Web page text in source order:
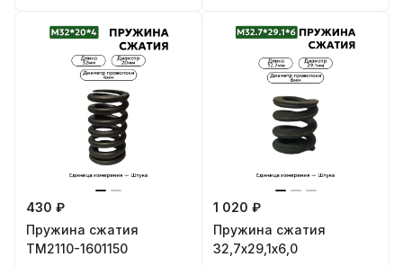
430 ₽
Пружина сжатия
ТМ2110-1601150
1 020 ₽
Пружина сжатия
32,7х29,1х6,0